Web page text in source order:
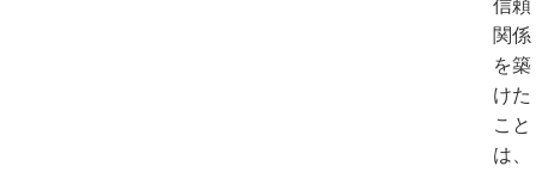
信頼
関係
を築
けた
こと
は、